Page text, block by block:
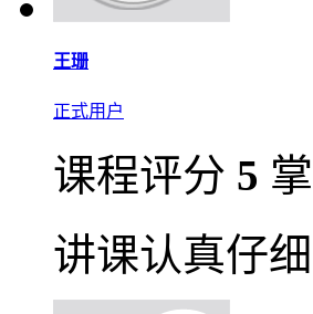
王珊
正式用户
课程评分 5
讲课认真仔细